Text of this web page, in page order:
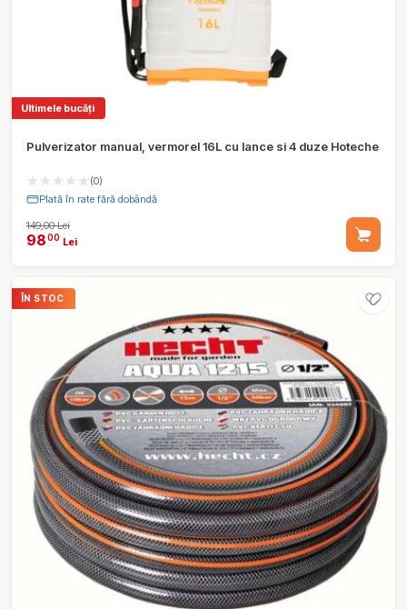
Ultimele bucăți
Pulverizator manual, vermorel 16L cu lance si 4 duze Hoteche
(0)
Plată în rate fără dobândă
149,00 Lei
9800 Lei
ÎN STOC